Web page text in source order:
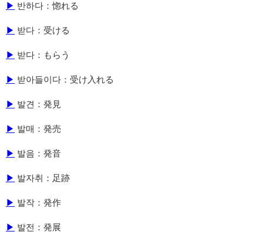
▶ 반하다：惚れる
▶ 받다：受ける
▶ 받다：もらう
▶ 받아들이다：受け入れる
▶ 발견：発見
▶ 발매：発売
▶ 발음：発音
▶ 발자취：足跡
▶ 발작：発作
▶ 발전：発展